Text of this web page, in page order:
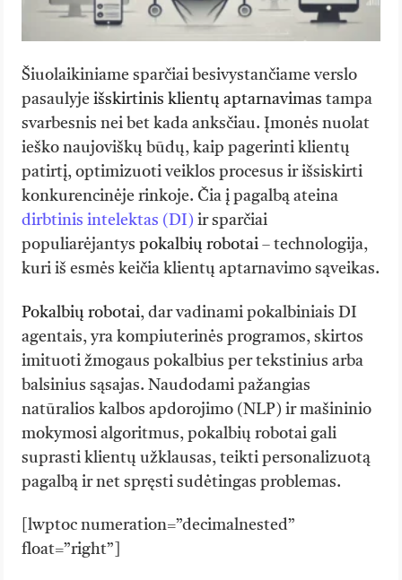
Šiuolaikiniame sparčiai besivystančiame verslo
pasaulyjeišskirtinis klientų aptarnavimas tampa
svarbesnis nei bet kada anksčiau. Įmonės nuolat
ieško naujoviškų būdų, kaip pagerinti klientų
patirtį, optimizuoti veiklos procesus ir išsiskirti
konkurencinėje rinkoje. Čia į pagalbą ateina
dirbtinis intelektas (DI) ir sparčiai
populiarėjantyspokalbių robotai – technologija,
kuri iš esmės keičia klientų aptarnavimo sąveikas.
Pokalbių robotai, dar vadinami pokalbiniais DI
agentais, yra kompiuterinės programos, skirtos
imituoti žmogaus pokalbius per tekstinius arba
balsinius sąsajas. Naudodami pažangias
natūralios kalbos apdorojimo (NLP) ir mašininio
mokymosi algoritmus, pokalbių robotai gali
suprasti klientų užklausas, teikti personalizuotą
pagalbą ir net spręsti sudėtingas problemas.
[lwptoc numeration=”decimalnested”
float=”right”]